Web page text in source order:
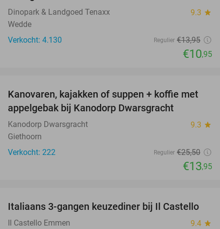
Dinopark & Landgoed Tenaxx 9.3 star
Wedde
Verkocht: 4.130
Regulier €13,95
€10,95
45%
Kanovaren, kajakken of suppen + koffie met
appelgebak bij Kanodorp Dwarsgracht
Kanodorp Dwarsgracht 9.3 star
Giethoorn
Verkocht: 222
Regulier €25,50
€13,95
34%
Italiaans 3-gangen keuzediner bij Il Castello
Il Castello Emmen 9.4 star